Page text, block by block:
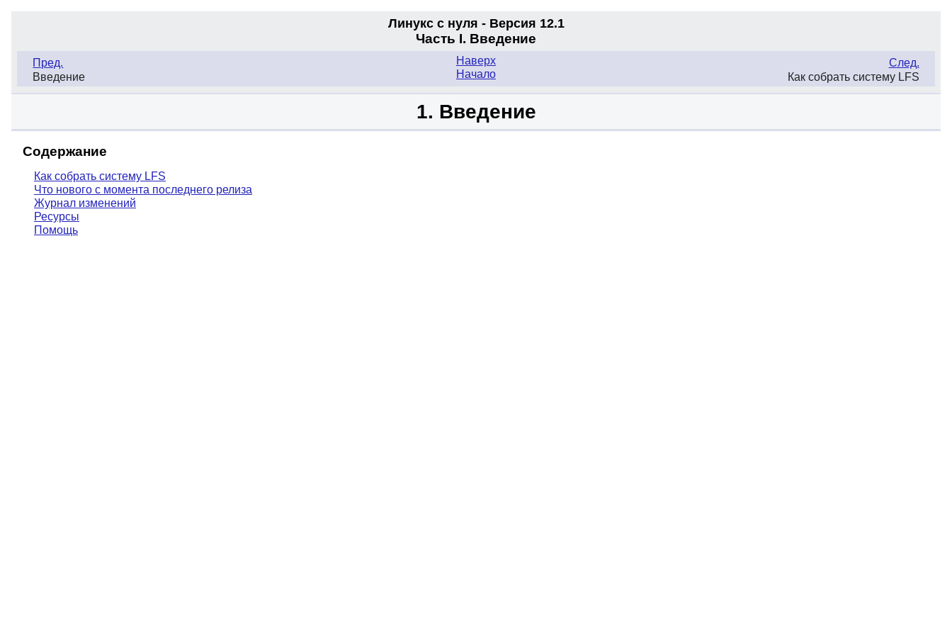
Линукс с нуля - Версия 12.1
Часть I. Введение
Пред.
Введение
След.
Как собрать систему LFS
Наверх
Начало
1. Введение
Содержание
Как собрать систему LFS
Что нового с момента последнего релиза
Журнал изменений
Ресурсы
Помощь